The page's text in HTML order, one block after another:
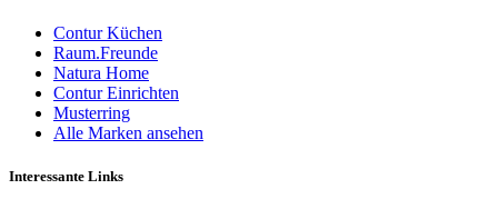
Contur Küchen
Raum.Freunde
Natura Home
Contur Einrichten
Musterring
Alle Marken ansehen
Interessante Links